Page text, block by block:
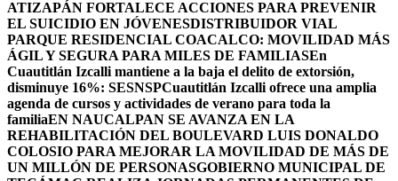
ATIZAPÁN FORTALECE ACCIONES PARA PREVENIR
EL SUICIDIO EN JÓVENESDISTRIBUIDOR VIAL
PARQUE RESIDENCIAL COACALCO: MOVILIDAD MÁS
ÁGIL Y SEGURA PARA MILES DE FAMILIASEn
Cuautitlán Izcalli mantiene a la baja el delito de extorsión,
disminuye 16%: SESNSPCuautitlán Izcalli ofrece una amplia
agenda de cursos y actividades de verano para toda la
familiaEN NAUCALPAN SE AVANZA EN LA
REHABILITACIÓN DEL BOULEVARD LUIS DONALDO
COLOSIO PARA MEJORAR LA MOVILIDAD DE MÁS DE
UN MILLÓN DE PERSONASGOBIERNO MUNICIPAL DE